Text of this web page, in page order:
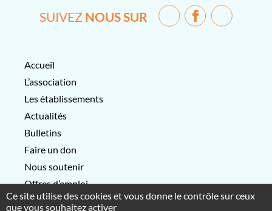
SUIVEZ NOUS SUR
Accueil
L’association
Les établissements
Actualités
Bulletins
Faire un don
Nous soutenir
Offres d’emploi
Contactez-nous
Ce site utilise des cookies et vous donne le contrôle sur ceux
que vous souhaitez activer